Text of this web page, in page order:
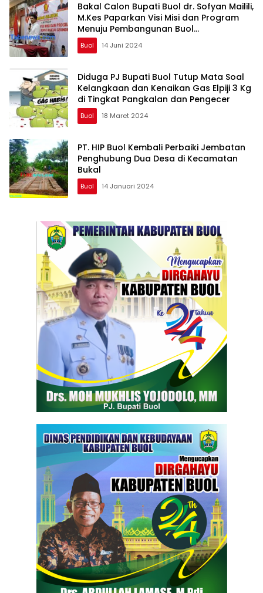
Bakal Calon Bupati Buol dr. Sofyan Mailili,
M.Kes Paparkan Visi Misi dan Program
Menuju Pembangunan Buol
Berkelanjutan
Buol 14 Juni 2024
Diduga PJ Bupati Buol Tutup Mata Soal
Kelangkaan dan Kenaikan Gas Elpiji 3 Kg
di Tingkat Pangkalan dan Pengecer
Buol 18 Maret 2024
PT. HIP Buol Kembali Perbaiki Jembatan
Penghubung Dua Desa di Kecamatan
Bukal
Buol 14 Januari 2024